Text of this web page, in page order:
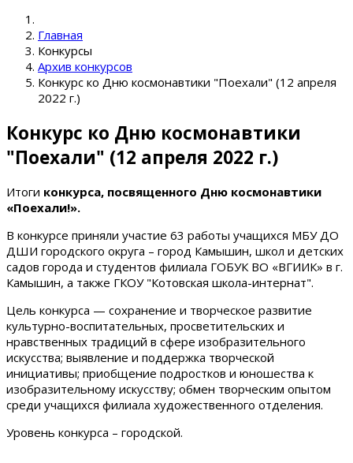
Главная
Конкурсы
Архив конкурсов
Конкурс ко Дню космонавтики "Поехали" (12 апреля
2022 г.)
Конкурс ко Дню космонавтики
"Поехали" (12 апреля 2022 г.)
Итоги конкурса, посвященного Дню космонавтики
«Поехали!».
В конкурсе приняли участие 63 работы учащихся МБУ ДО
ДШИ городского округа – город Камышин, школ и детских
садов города и студентов филиала ГОБУК ВО «ВГИИК» в г.
Камышин, а также ГКОУ "Котовская школа-интернат".
Цель конкурса — сохранение и творческое развитие
культурно-воспитательных, просветительских и
нравственных традиций в сфере изобразительного
искусства; выявление и поддержка творческой
инициативы; приобщение подростков и юношества к
изобразительному искусству; обмен творческим опытом
среди учащихся филиала художественного отделения.
Уровень конкурса – городской.